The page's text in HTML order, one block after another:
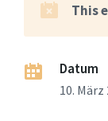
This
Datum
10. März